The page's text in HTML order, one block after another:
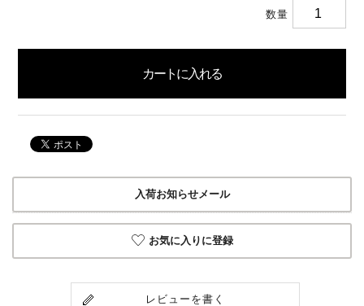
数量
入荷お知らせメール
お気に入りに登録
レビューを書く